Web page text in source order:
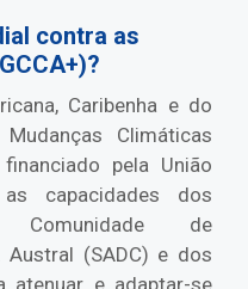
contra as
Caribenha e do
Climáticas
pela União
capacidades dos
Comunidade de
(SADC) e dos